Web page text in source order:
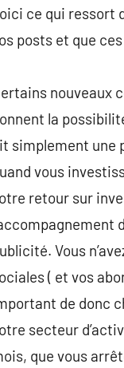
ce qui ressort
posts et que
nouveaux
la
simplement une
vous
retour sur
Vous
( et vos
de donc
secteur
que vous